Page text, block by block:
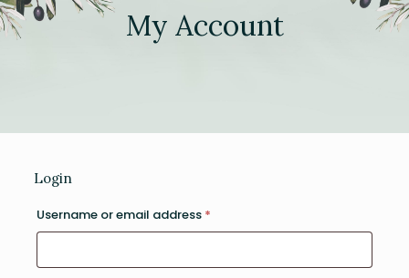
My Account
Login
Username or email address *Required